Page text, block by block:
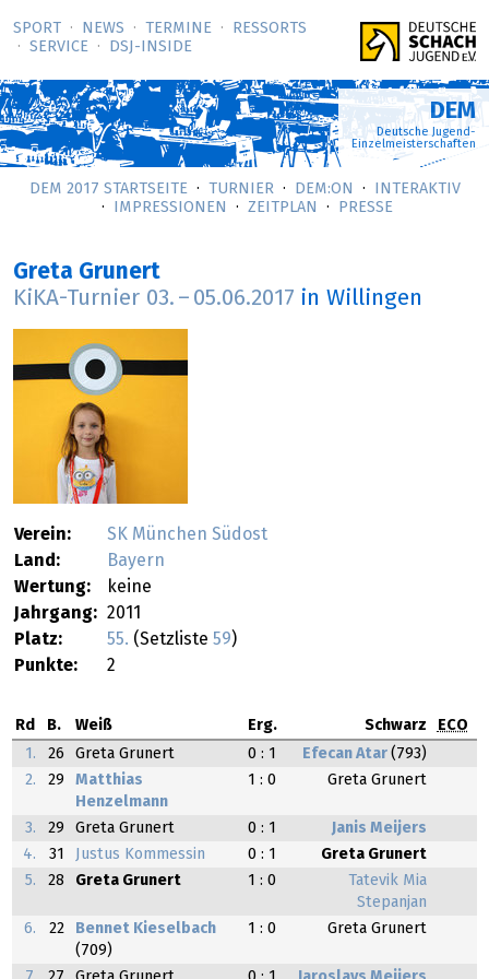
SPORT NEWS TERMINE
RESSORTS
SERVICE
DSJ-­INSIDE
DEM
Deutsche Jugend-
Einzelmeisterschaften
DEM 2017 STARTSEITE TURNIER DEM:ON
INTERAKTIV
IMPRESSIONEN
ZEITPLAN PRESSE
Greta Grunert
KiKA-Turnier 03. – 05.06.2017 in Willingen
Verein:
SK München Südost
Land:
Bayern
Wertung:
keine
Jahrgang: 2011
Platz:
55. (Setzliste 59)
Punkte:
2
Rd B. Weiß Erg. Schwarz
ECO
1.
26 Greta Grunert 0 : 1 Efecan Atar (793)
2.
29
Matthias
Henzelmann
1 : 0 Greta Grunert
3. 29 Greta Grunert 0 : 1
Janis Meijers
4.
31 Justus Kommessin 0 : 1
Greta Grunert
5.
28 Greta Grunert 1 : 0
Tatevik Mia
Stepanjan
6.
22
Bennet Kieselbach
(709)
1 : 0 Greta Grunert